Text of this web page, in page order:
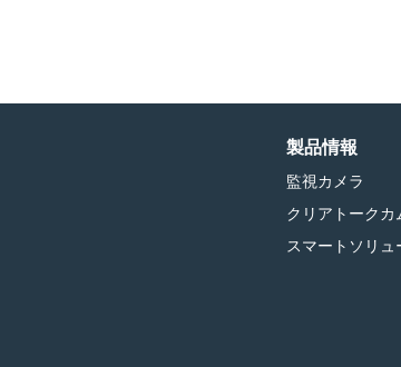
製品情報
監視カメラ
クリアトークカ
スマートソリ